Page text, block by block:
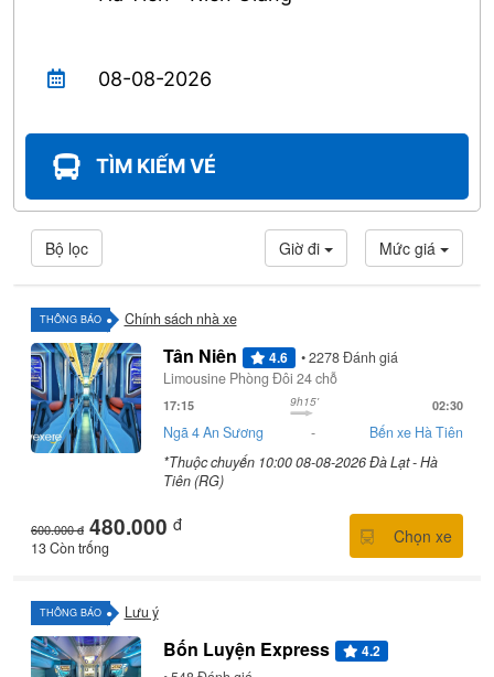
TÌM KIẾM VÉ